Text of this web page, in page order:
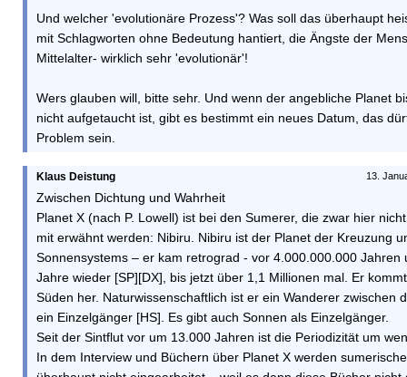
Und welcher 'evolutionäre Prozess'? Was soll das überhaupt
mit Schlagworten ohne Bedeutung hantiert, die Ängste der
Mittelalter- wirklich sehr 'evolutionär'!
Wers glauben will, bitte sehr. Und wenn der angebliche Planet
nicht aufgetaucht ist, gibt es bestimmt ein neues Datum, das
Problem sein.
13.
Klaus Deistung
Zwischen Dichtung und Wahrheit
Planet X (nach P. Lowell) ist bei den Sumerer, die zwar hier
mit erwähnt werden: Nibiru. Nibiru ist der Planet der Kreuzung
Sonnensystems – er kam retrograd - vor 4.000.000.000 Jahren
Jahre wieder [SP][DX], bis jetzt über 1,1 Millionen mal. Er
Süden her. Naturwissenschaftlich ist er ein Wanderer zwischen
ein Einzelgänger [HS]. Es gibt auch Sonnen als Einzelgänger.
Seit der Sintflut vor um 13.000 Jahren ist die Periodizität um
In dem Interview und Büchern über Planet X werden